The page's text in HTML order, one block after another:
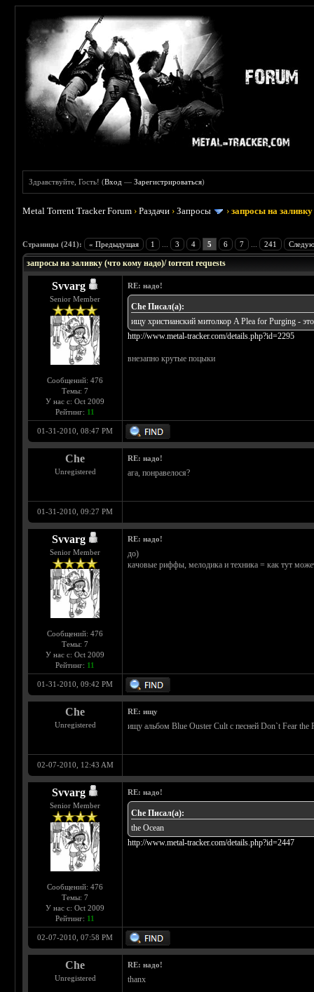
Здравствуйте, Гость! (Вход —Зарегистрироваться)
Metal Torrent Tracker Forum ›Раздачи ›Запросы ›запросы на
Страницы (241): « Предыдущая 1 3 4 5 6 7 241
запросы на заливку (что кому надо)/ torrent requests
Svvarg
Senior Member
Сообщений: 476
Темы: 7
У нас с: Oct 2009
Рейтинг: 11
RE: надо!
Che Писал(а):
ищу христианский митолкор A Plea for Purging -
http://www.metal-tracker.com/details.php?id=2295
внезапно крутые поцыки
01-31-2010, 08:47 PM
Che
Unregistered
RE: надо!
ага, понравелося?
01-31-2010, 09:27 PM
Svvarg
Senior Member
Сообщений: 476
Темы: 7
У нас с: Oct 2009
Рейтинг: 11
RE: надо!
до)
качовые риффы, мелодика и техника = как тут
01-31-2010, 09:42 PM
Che
Unregistered
RE: ищу
ищу альбом Blue Ouster Cult с песней Don`t Fear the
02-07-2010, 12:43 AM
Svvarg
Senior Member
Сообщений: 476
Темы: 7
У нас с: Oct 2009
Рейтинг: 11
RE: надо!
Che Писал(а):
the Ocean
http://www.metal-tracker.com/details.php?id=2447
02-07-2010, 07:58 PM
Che
Unregistered
RE: надо!
thanx